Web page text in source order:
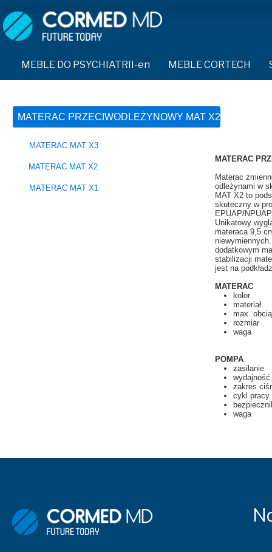
MEBLE DO PSYCHIATRII-en
TAPCZAN Z METALOWYM STELAŻEM-en
MEBLE CORTECH
MEBLE DO PSYCHIATRII-en
DOSTAWKA SZPITALNA-en
STOŁY-en
SPRZĘT DO PSYCHIATRII
OCHRANIACZ NA DŁONIE-
KASK OCHRONNY-en
MASKA PRZECIW
BODYFIX OCHRONNA
KAMIZELKA
FOTEL
MATERAC
Materac
odleżynami w
MAT X2 to
skuteczny w
EPUAP/
Unikatowy
materaca 9,5
dodatkowym
stabilizacji
jest na
MATERAC
kolor
materiał
max.
rozmiar
waga
POMPA
zasilanie
wydajność
zakres
cykl pracy
waga
MATERAC MAT X1
MATERAC MAT X2
MATERAC MAT X3
MATERAC PRZECIWODLEŻYNOWY MAT X2